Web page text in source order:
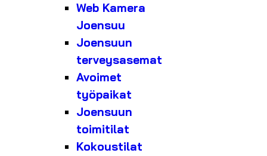
Web Kamera
Joensuu
Joensuun
terveysasemat
Avoimet
työpaikat
Joensuun
toimitilat
Kokoustilat